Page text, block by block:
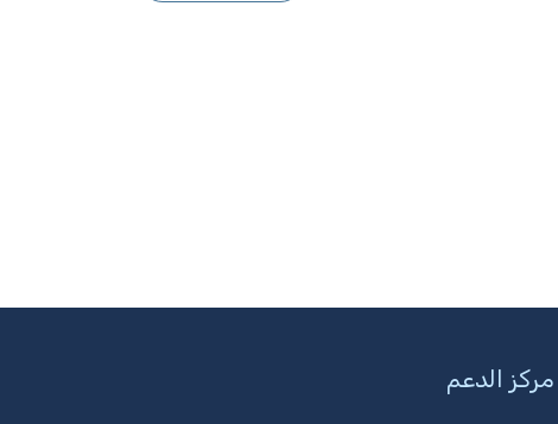
مركز الدعم